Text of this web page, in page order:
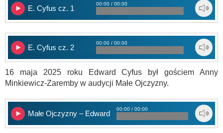
E. Cyfus cz. 1
00:00 / 00:00
E. Cyfus cz. 2
00:00 / 00:00
16 maja 2025 roku Edward Cyfus był gościem Anny
Minkiewicz-Zaremby w audycji Małe Ojczyzny.
Małe Ojczyzny – Edward Cyfus
00:00 / 00:00